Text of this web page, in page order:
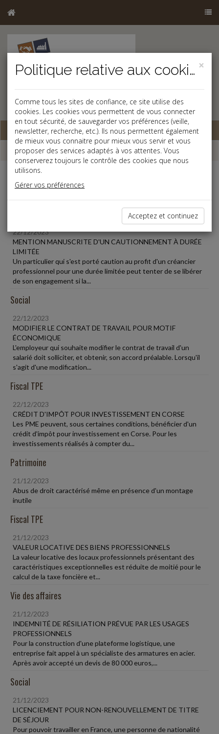
Base documentaire
Dépêches
Liste des dernières dépêches
22/12/2023
MENTION MANUSCRITE D'UN CAUTIONNEMENT À DURÉE
LIMITÉE
Un particulier qui s'est porté caution au profit d'un créancier
professionnel pour une durée limitée peut tenter de se libérer
de son engagement si la...
Social
22/12/2023
MODIFIER LE CONTRAT DE TRAVAIL POUR MOTIF
ÉCONOMIQUE
L'employeur qui souhaite modifier le contrat de travail d'un
salarié doit solliciter, et obtenir, son accord préalable. Lorsqu'il
s'agit d'une modification...
Fiscal TPE
22/12/2023
CRÉDIT D'IMPÔT POUR INVESTISSEMENT EN CORSE
Les PME peuvent, sous certaines conditions, bénéficier d'un
crédit d'impôt pour investissement en Corse. Pour les
investissements réalisés à compter du...
Patrimoine
21/12/2023
Abus de droit caractérisé même en présence d'un montage
inutile
Fiscal TPE
21/12/2023
VALEUR LOCATIVE DES BIENS PROFESSIONNELS
La valeur locative des locaux professionnels présentant des
caractéristiques exceptionnelles est réduite de moitié pour le
calcul de la taxe foncière et...
Vie des affaires
21/12/2023
INDEMNITÉ DE RÉSILIATION PRÉVUE PAR LES USAGES
PROFESSIONNELS
Pour la construction d'une plateforme logistique, une
entreprise fait appel à un spécialiste des armatures en acier.
Après avoir accepté un devis de 80 000 euros,...
Social
21/12/2023
LICENCIEMENT POUR NON-RENOUVELLEMENT DE TITRE
DE SÉJOUR
Pour pouvoir travailler en France, une personne de nationalité
×
Politique relative aux cookies
Comme tous les sites de confiance, ce site utilise des
cookies. Les cookies vous permettent de vous connecter
en tout sécurité, de sauvegarder vos préférences (veille,
newsletter, recherche, etc.). Ils nous permettent également
de mieux vous connaitre pour mieux vous servir et vous
proposer des services adaptés à vos attentes. Vous
conserverez toujours le contrôle des cookies que nous
utilisons.
Gérer vos préférences
Acceptez et continuez